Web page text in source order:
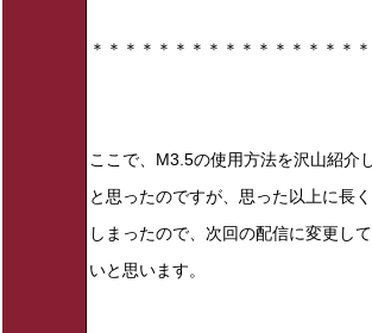
＊＊＊＊＊＊＊＊＊＊＊＊＊＊＊＊
ここで、M3.5の使用方法を沢山紹介
と思ったのですが、思った以上に長
しまったので、次回の配信に変更し
いと思います。